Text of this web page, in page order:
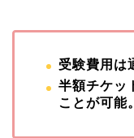
受験費用は
半額チケッ
ことが可能。